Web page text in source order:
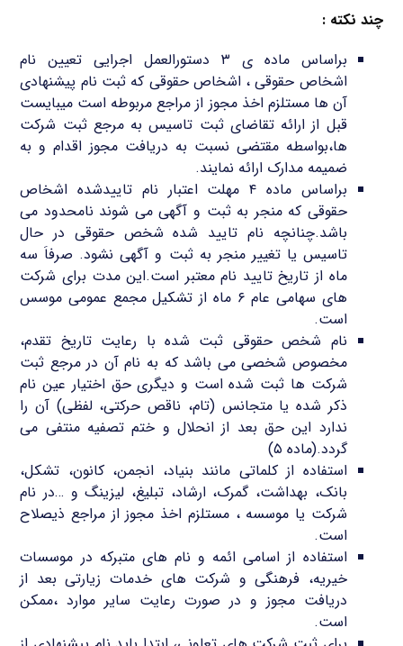
چند نکته :
براساس ماده ی ۳ دستورالعمل اجرایی تعیین نام
اشخاص حقوقی ، اشخاص حقوقی که ثبت نام پیشنهادی
آن ها مستلزم اخذ مجوز از مراجع مربوطه است میبایست
قبل از ارائه تقاضای ثبت تاسیس به مرجع ثبت شرکت
ها،بواسطه مقتضی نسبت به دریافت مجوز اقدام و به
ضمیمه مدارک ارائه نمایند.
براساس ماده ۴ مهلت اعتبار نام تاییدشده اشخاص
حقوقی که منجر به ثبت و آگهی می شوند نامحدود می
باشد.چنانچه نام تایید شده شخص حقوقی در حال
تاسیس یا تغییر منجر به ثبت و آگهی نشود. صرفاَ سه
ماه از تاریخ تایید نام معتبر است.این مدت برای شرکت
های سهامی عام ۶ ماه از تشکیل مجمع عمومی موسس
است.
نام شخص حقوقی ثبت شده با رعایت تاریخ تقدم،
مخصوص شخصی می باشد که به نام آن در مرجع ثبت
شرکت ها ثبت شده است و دیگری حق اختیار عین نام
ذکر شده یا متجانس (تام، ناقص حرکتی، لفظی) آن را
ندارد این حق بعد از انحلال و ختم تصفیه منتفی می
گردد.(ماده ۵)
استفاده از کلماتی مانند بنیاد، انجمن، کانون، تشکل،
بانک، بهداشت، گمرک، ارشاد، تبلیغ، لیزینگ و …در نام
شرکت یا موسسه ، مستلزم اخذ مجوز از مراجع ذیصلاح
است.
استفاده از اسامی ائمه و نام های متبرکه در موسسات
خیریه، فرهنگی و شرکت های خدمات زیارتی بعد از
دریافت مجوز و در صورت رعایت سایر موارد ،ممکن
است.